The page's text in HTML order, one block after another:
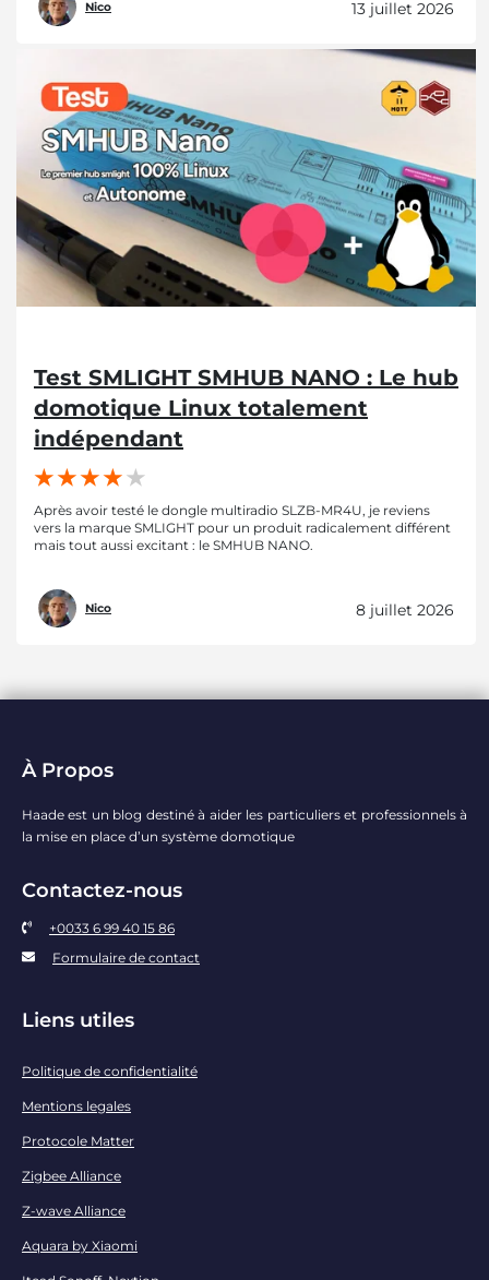
Nico 13 juillet 2026
Test SMLIGHT SMHUB NANO : Le hub
domotique Linux totalement
indépendant
Après avoir testé le dongle multiradio SLZB-MR4U, je reviens
vers la marque SMLIGHT pour un produit radicalement différent
mais tout aussi excitant : le SMHUB NANO.
Nico 8 juillet 2026
À Propos
Haade est un blog destiné à aider les particuliers et professionnels à
la mise en place d’un système domotique
Contactez-nous
+0033 6 99 40 15 86
Formulaire de contact
Liens utiles
Politique de confidentialité
Mentions legales
Protocole Matter
Zigbee Alliance
Z-wave Alliance
Aquara by Xiaomi